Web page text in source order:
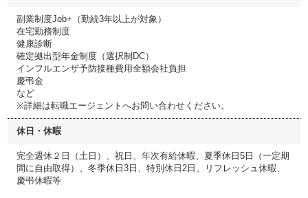
副業制度Job+（勤続3年以上が対象）
在宅勤務制度
健康診断
確定拠出型年金制度（選択制DC）
インフルエンザ予防接種費用全額会社負担
慶弔金
など
※詳細は転職エージェントへお問い合わせください。
休日・休暇
完全週休２日（土日）、祝日、年次有給休暇、夏季休日5日（一定期
間に自由取得）、冬季休日3日、特別休日2日、リフレッシュ休暇、
慶弔休暇等